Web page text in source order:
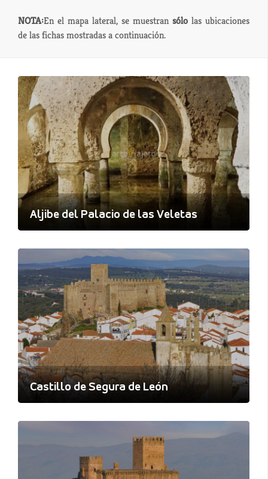
NOTA:En el mapa lateral, se muestran sólo las ubicaciones
de las fichas mostradas a continuación.
Aljibe del Palacio de las Veletas
Castillo de Segura de León